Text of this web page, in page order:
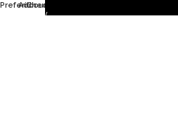
Privacy
PreferitiAccount
Checkout